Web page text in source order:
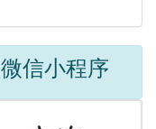
微信小程序